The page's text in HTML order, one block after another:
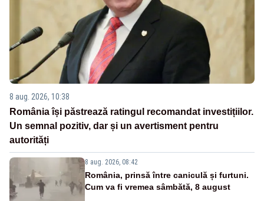
8 aug. 2026, 10:38
România își păstrează ratingul recomandat investițiilor.
Un semnal pozitiv, dar și un avertisment pentru
autorități
8 aug. 2026, 08:42
România, prinsă între caniculă și furtuni.
Cum va fi vremea sâmbătă, 8 august